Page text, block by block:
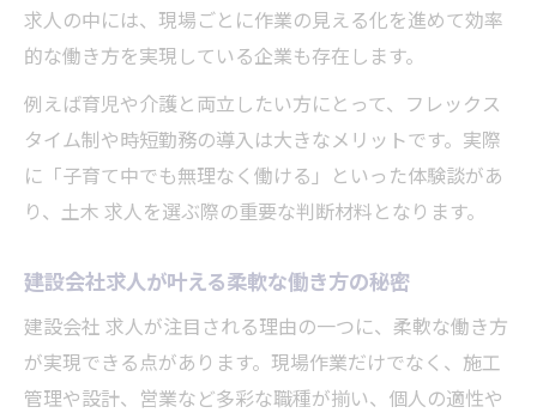
求人の中には、現場ごとに作業の見える化を進めて効率
的な働き方を実現している企業も存在します。
例えば育児や介護と両立したい方にとって、フレックス
タイム制や時短勤務の導入は大きなメリットです。実際
に「子育て中でも無理なく働ける」といった体験談があ
り、土木 求人を選ぶ際の重要な判断材料となります。
建設会社求人が叶える柔軟な働き方の秘密
建設会社 求人が注目される理由の一つに、柔軟な働き方
が実現できる点があります。現場作業だけでなく、施工
管理や設計、営業など多彩な職種が揃い、個人の適性や